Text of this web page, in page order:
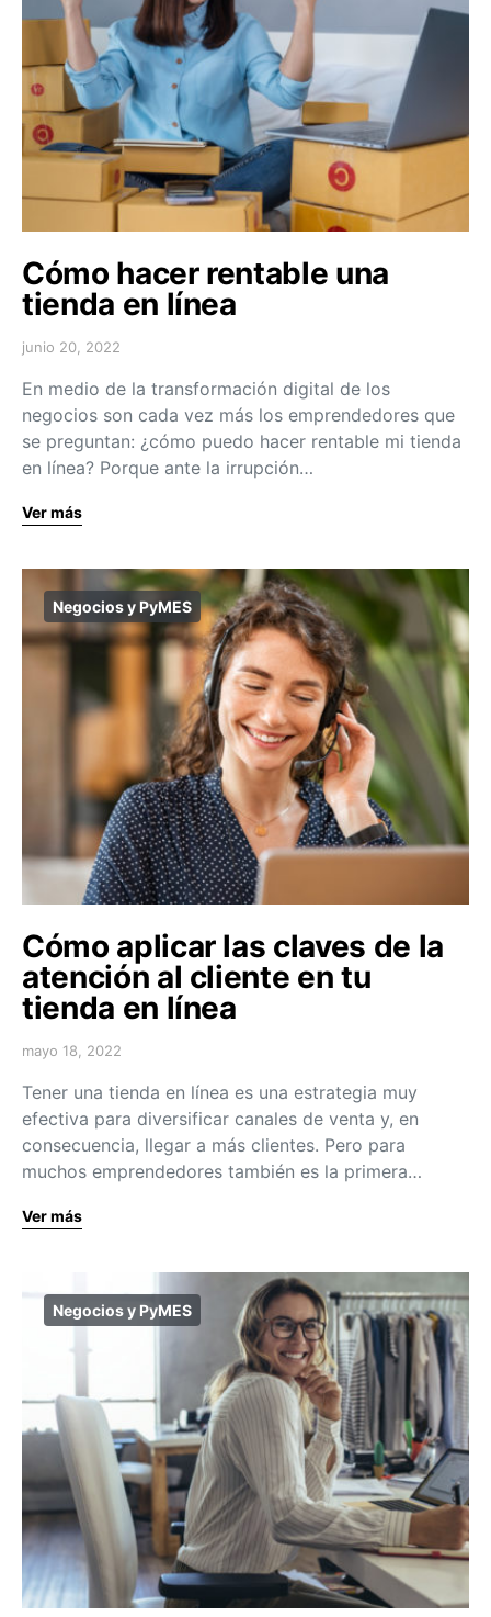
Cómo hacer rentable una
tienda en línea
junio 20, 2022
En medio de la transformación digital de los
negocios son cada vez más los emprendedores que
se preguntan: ¿cómo puedo hacer rentable mi tienda
en línea? Porque ante la irrupción…
Ver más
Negocios y PyMES
Cómo aplicar las claves de la
atención al cliente en tu
tienda en línea
mayo 18, 2022
Tener una tienda en línea es una estrategia muy
efectiva para diversificar canales de venta y, en
consecuencia, llegar a más clientes. Pero para
muchos emprendedores también es la primera…
Ver más
Negocios y PyMES